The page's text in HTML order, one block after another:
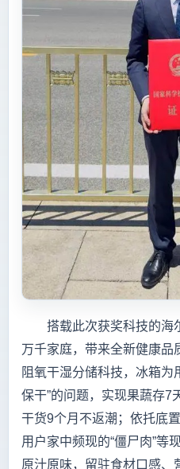
搭载此次获奖科技的海
万千家庭，带来全新健康品
阻氧干湿分储科技，冰箱为
保干”的问题，实现果蔬存7
干货9个月不返潮；依托底
用户家中频现的“僵尸肉”等
原汁原味，留驻食材口感、